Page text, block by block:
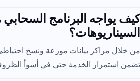
كيف يواجه البرنامج
السيناريوهات؟
من خلال مراكز بيانات موزعة ونسخ
تضمن استمرار الخدمة حتى في أسوأ